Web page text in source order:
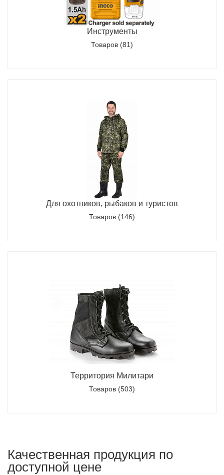
Инструменты
Товаров (81)
Для охотников, рыбаков и туристов
Товаров (146)
Территория Милитари
Товаров (503)
Качественная продукция по
доступной цене